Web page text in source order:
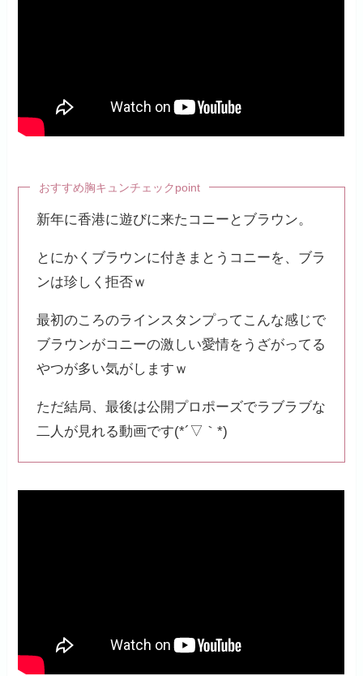
おすすめ胸キュンチェックpoint
新年に香港に遊びに来たコニーとブラウン。
とにかくブラウンに付きまとうコニーを、ブラ
ンは珍しく拒否ｗ
最初のころのラインスタンプってこんな感じで
ブラウンがコニーの激しい愛情をうざがってる
やつが多い気がしますｗ
ただ結局、最後は公開プロポーズでラブラブな
二人が見れる動画です(*´▽｀*)